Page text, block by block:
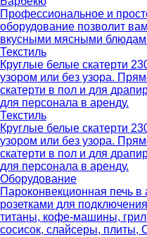
Профессиональное и
оборудование позволит
вкусными мясными
Текстиль
Круглые белые скатерти
узором или без узора.
скатерти в пол и для
для персонала в аренду.
Текстиль
Круглые белые скатерти
узором или без узора.
скатерти в пол и для
для персонала в аренду.
Оборудование
Пароконвекционная печь
розетками для
титаны, кофе-машины,
сосисок, слайсеры,